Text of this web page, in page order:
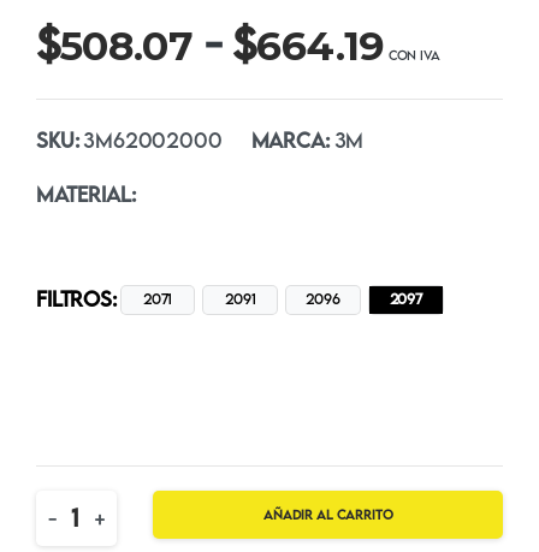
$508.07 - $664.19Rango
de
$664.19
SKU: 3M62002000 MARCA: 3M
MATERIAL:
FILTROS: 2071 2091 2096 2097
Quantity
- + Añadir al carrito